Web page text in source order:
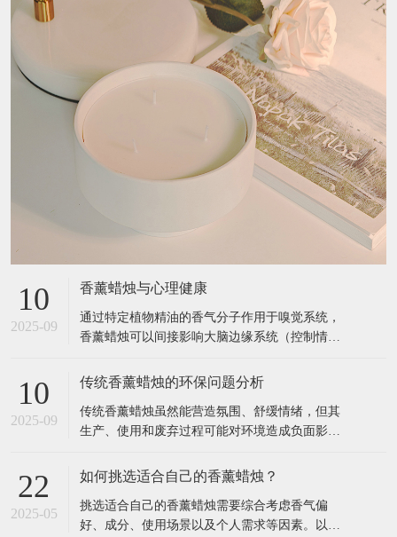
10
2025-09
香薰蜡烛与心理健康
通过特定植物精油的香气分子作用于嗅觉系统，
香薰蜡烛可以间接影响大脑边缘系统（控制情
提升专注力等。以下是具体关联和科学依据： 1.
脑的直接连接： 气味分子通过鼻腔刺激嗅觉神
经，直接传递到大脑的杏仁核（
10
2025-09
传统香薰蜡烛的环保问题分析
传统香薰蜡烛虽然能营造氛围、舒缓情绪，但其
生产、使用和废弃过程可能对环境造成负面影
染：石蜡与合成添加剂 （1）石蜡的石油依赖性
Wax），这是石油精炼的副产品，属于不可再生
资源。 燃烧
22
2025-05
如何挑选适合自己的香薰蜡烛？
挑选适合自己的香薰蜡烛需要综合考虑香气偏
好、成分、使用场景以及个人需求等因素。以下